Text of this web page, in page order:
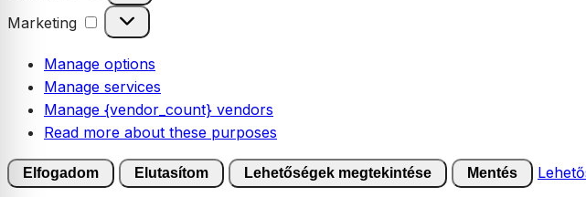
Marketing Marketing
Manage options
Manage services
Manage {vendor_count} vendors
Read more about these purposes
Elfogadom Elutasítom Lehetőségek megtekintése Mentés